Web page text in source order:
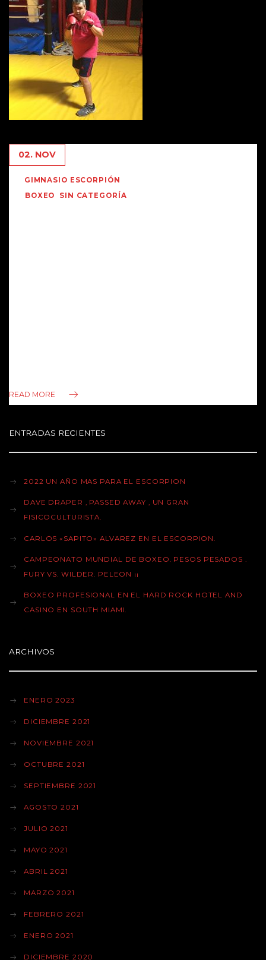
02. NOV
GIMNASIO ESCORPIÓN
BOXEO
SIN CATEGORÍA
READ MORE
ENTRADAS RECIENTES
2022 UN AÑO MAS PARA EL ESCORPION
DAVE DRAPER , PASSED AWAY , UN GRAN
FISICOCULTURISTA.
CARLOS «SAPITO» ALVAREZ EN EL ESCORPION.
CAMPEONATO MUNDIAL DE BOXEO. PESOS PESADOS .
FURY VS. WILDER. PELEON ¡¡
BOXEO PROFESIONAL EN EL HARD ROCK HOTEL AND
CASINO EN SOUTH MIAMI.
ARCHIVOS
ENERO 2023
DICIEMBRE 2021
NOVIEMBRE 2021
OCTUBRE 2021
SEPTIEMBRE 2021
AGOSTO 2021
JULIO 2021
MAYO 2021
ABRIL 2021
MARZO 2021
FEBRERO 2021
ENERO 2021
DICIEMBRE 2020